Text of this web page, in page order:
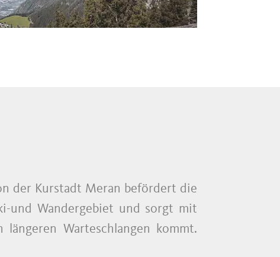
der Kurstadt Meran befördert die
und Wandergebiet und sorgt mit
Warteschlangen kommt.